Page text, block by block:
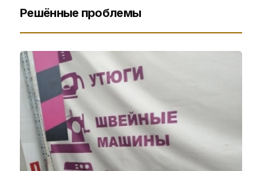
Решённые проблемы